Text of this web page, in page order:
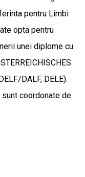
pentru Limbi
opta pentru
unei diplome cu
DALF, DELE).
coordonate de